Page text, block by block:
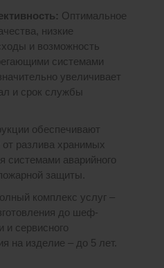
Оптимальное
низкие
и возможность
системами
увеличивает
и срок службы
обеспечивают
разлива хранимых
системами аварийного
защиты.
комплекс услуг –
до шеф-
и сервисного
на изделие – до 5 лет.